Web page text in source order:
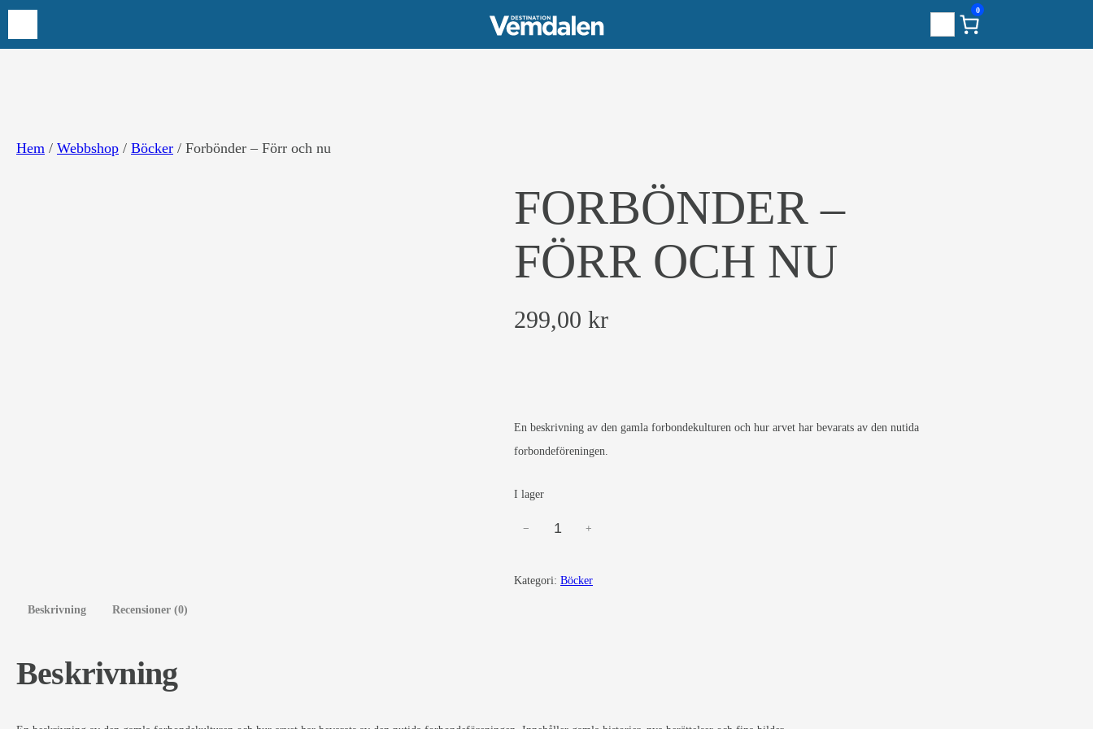
0
Hem / Webbshop / Böcker / Forbönder – Förr och nu
FORBÖNDER –
FÖRR OCH NU
299,00 kr
En beskrivning av den gamla forbondekulturen och hur arvet har bevarats av den nutida
forbondeföreningen.
I lager
r
− +
Kategori: Böcker
Beskrivning Recensioner (0)
Beskrivning